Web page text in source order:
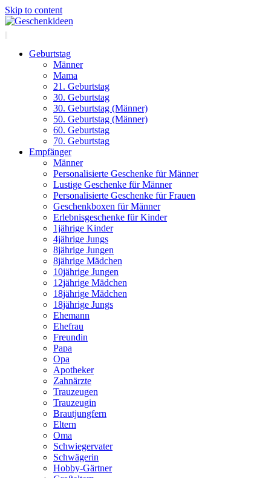
Skip to content
Geburtstag
Männer
Mama
21. Geburtstag
30. Geburtstag
30. Geburtstag (Männer)
50. Geburtstag (Männer)
60. Geburtstag
70. Geburtstag
Empfänger
Männer
Personalisierte Geschenke für Männer
Lustige Geschenke für Männer
Personalisierte Geschenke für Frauen
Geschenkboxen für Männer
Erlebnisgeschenke für Kinder
1jährige Kinder
4jährige Jungs
8jährige Jungen
8jährige Mädchen
10jährige Jungen
12jährige Mädchen
18jährige Mädchen
18jährige Jungs
Ehemann
Ehefrau
Freundin
Papa
Opa
Apotheker
Zahnärzte
Trauzeugen
Trauzeugin
Brautjungfern
Eltern
Oma
Schwiegervater
Schwägerin
Hobby-Gärtner